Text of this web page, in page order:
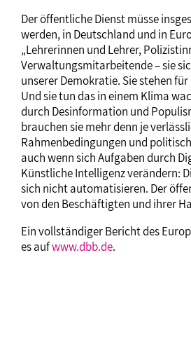
Der öffentliche Dienst müsse
werden, in Deutschland und in
„Lehrerinnen und Lehrer,
Verwaltungsmitarbeitende – sie
unserer Demokratie. Sie stehen
Und sie tun das in einem Klima
durch Desinformation und
brauchen sie mehr denn je
Rahmenbedingungen und
auch wenn sich Aufgaben durch
Künstliche Intelligenz verändern:
sich nicht automatisieren. Der
von den Beschäftigten und ihrer
Ein vollständiger Bericht des
es aufwww.dbb.de.